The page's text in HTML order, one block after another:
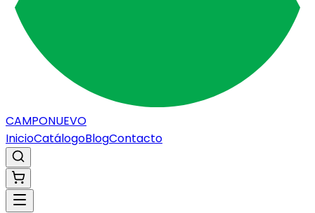
CAMPONUEVO
InicioCatálogoBlogContacto